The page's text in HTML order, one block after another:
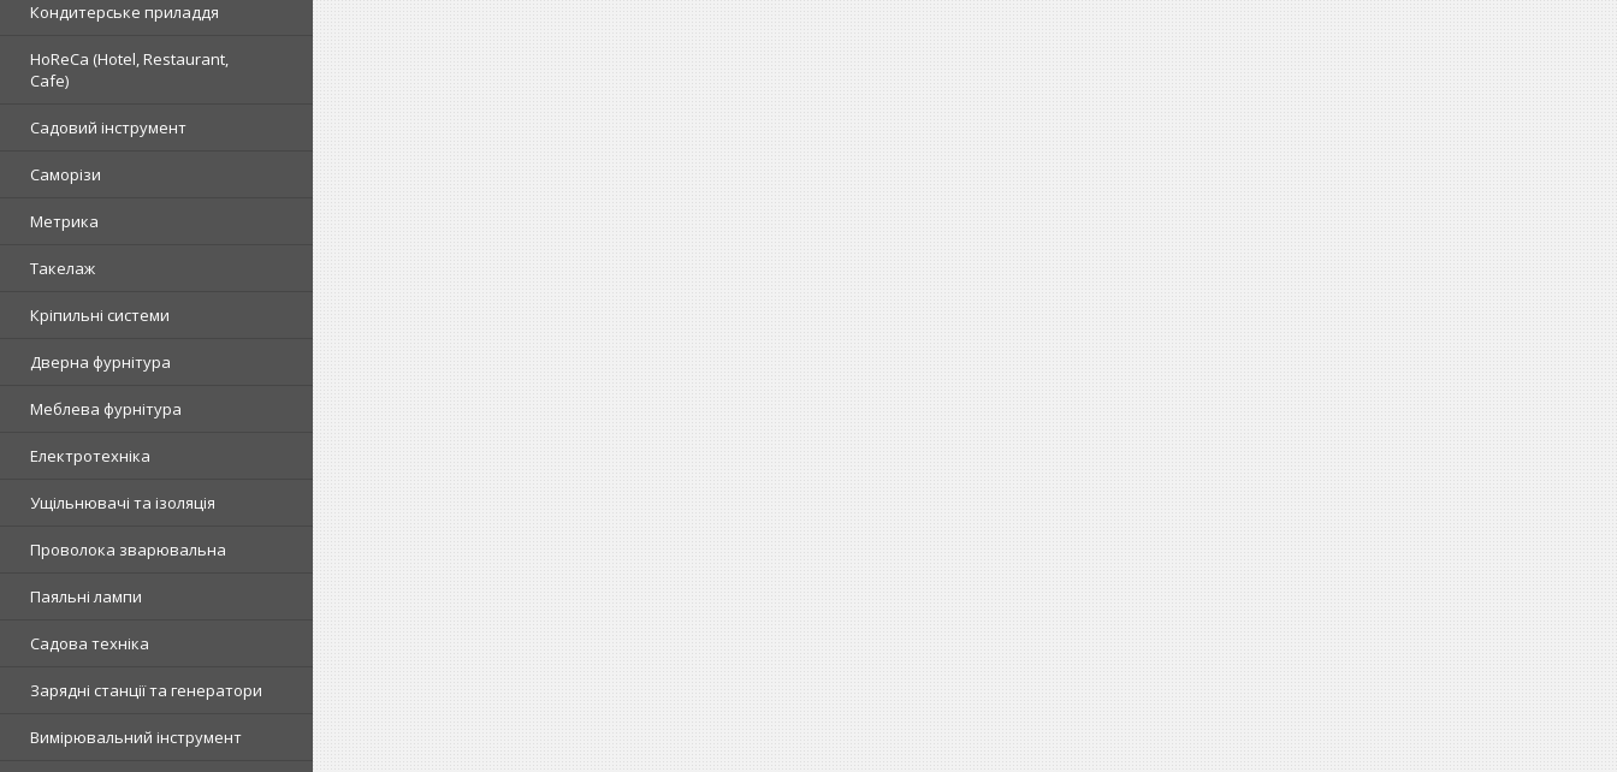
Кондитерське приладдя
HoReCa (Hotel, Restaurant,
Cafe)
Садовий інструмент
Саморізи
Метрика
Такелаж
Кріпильні системи
Дверна фурнітура
Меблева фурнітура
Електротехніка
Ущільнювачі та ізоляція
Проволока зварювальна
Паяльні лампи
Садова техніка
Зарядні станції та генератори
Вимірювальний інструмент